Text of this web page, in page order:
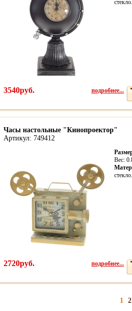
стекло.
3540руб. подробнее...
Часы настольные "Кинопроектор"
Артикул: 749412
Вес:
стекло.
2720руб. подробнее...
1 2